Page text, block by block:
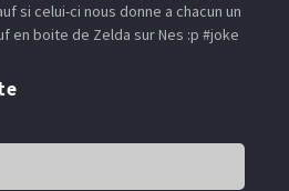
si celui-ci nous donne a chacun un
en boite de Zelda sur Nes :p #joke